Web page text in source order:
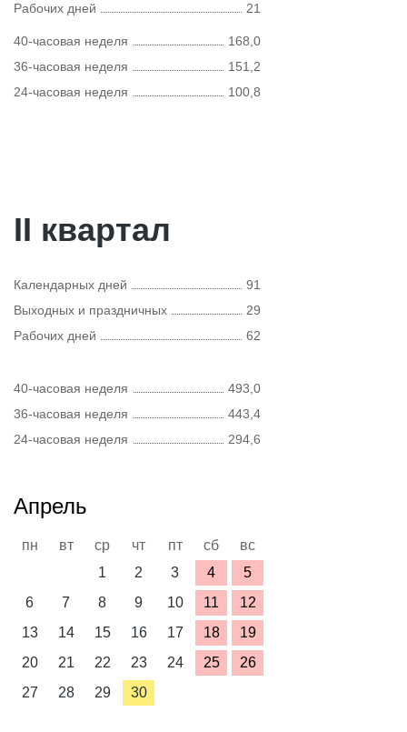
Рабочих дней
21
40-часовая неделя
168,0
36-часовая неделя
151,2
24-часовая неделя
100,8
II квартал
Календарных дней
91
Выходных и праздничных
29
Рабочих дней
62
40-часовая неделя
493,0
36-часовая неделя
443,4
24-часовая неделя
294,6
Апрель
пн вт ср чт пт сб
вс
1
2 3 4
5
6
7 8 9 10 11
12
13
14 15 16 17 18
19
20
21 22 23 24 25
26
27
28 29 30